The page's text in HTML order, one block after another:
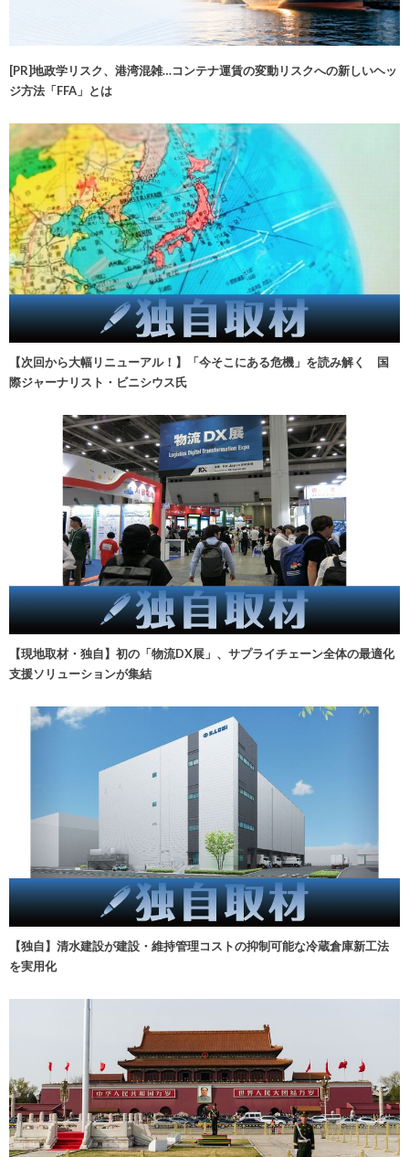
[PR]地政学リスク、港湾混雑…コンテナ運賃の変動リスクへの新しいヘッ
ジ方法「FFA」とは
【次回から大幅リニューアル！】「今そこにある危機」を読み解く 国
際ジャーナリスト・ビニシウス氏
【現地取材・独自】初の「物流DX展」、サプライチェーン全体の最適化
支援ソリューションが集結
【独自】清水建設が建設・維持管理コストの抑制可能な冷蔵倉庫新工法
を実用化